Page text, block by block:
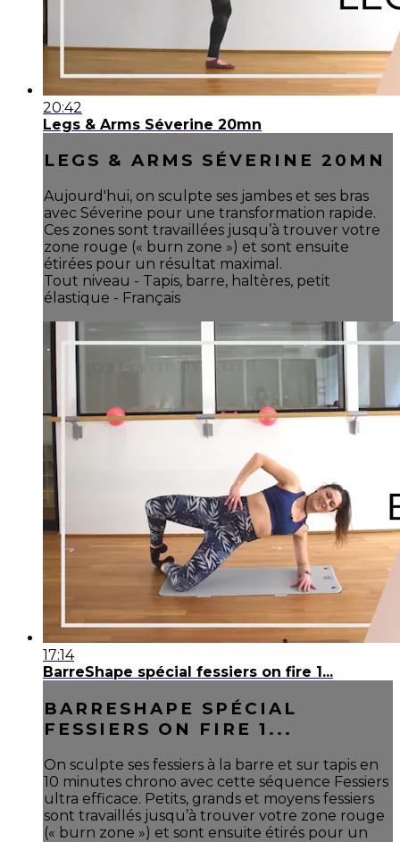
20:42
Legs & Arms Séverine 20mn
LEGS & ARMS SÉVERINE 20MN
Aujourd'hui, on sculpte ses jambes et ses bras
avec Séverine pour une transformation rapide.
Ces zones sont travaillées jusqu’à trouver votre
zone rouge (« burn zone ») et sont ensuite
étirées pour un résultat maximal.
Tout niveau - Tapis, barre, haltères, petit
élastique - Français
17:14
BarreShape spécial fessiers on fire 1...
BARRESHAPE SPÉCIAL
FESSIERS ON FIRE 1...
On sculpte ses fessiers à la barre et sur tapis en
10 minutes chrono avec cette séquence Fessiers
ultra efficace. Petits, grands et moyens fessiers
sont travaillés jusqu’à trouver votre zone rouge
(« burn zone ») et sont ensuite étirés pour un